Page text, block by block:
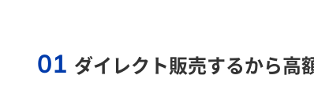
01 ダイレクト販売するから高